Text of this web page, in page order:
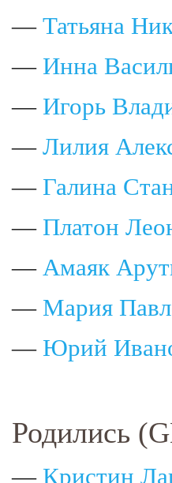
— Татьяна
— Инна
— Игорь
— Лилия
— Галина
— Платон
— Амаяк
— Мария
— Юрий
Родились
— Кристин